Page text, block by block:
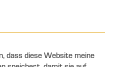
dass diese Website meine